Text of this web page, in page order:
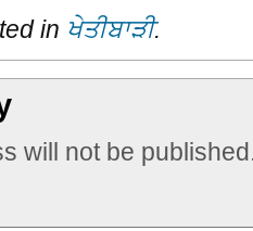
in ਖੇਤੀਬਾੜੀ.
will not be